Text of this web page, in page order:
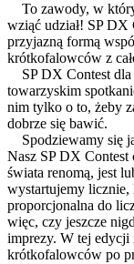
To zawody, w
wziąć udział! SP DX
przyjazną formą
krótkofalowców z
SP DX Contest dla
towarzyskim
nim tylko o to, żeby
dobrze się bawić.
Spodziewamy się
Nasz SP DX Contest
świata renomą, jest
wystartujemy licznie,
proporcjonalna do
więc, czy jeszcze
imprezy. W tej edycji
krótkofalowców po